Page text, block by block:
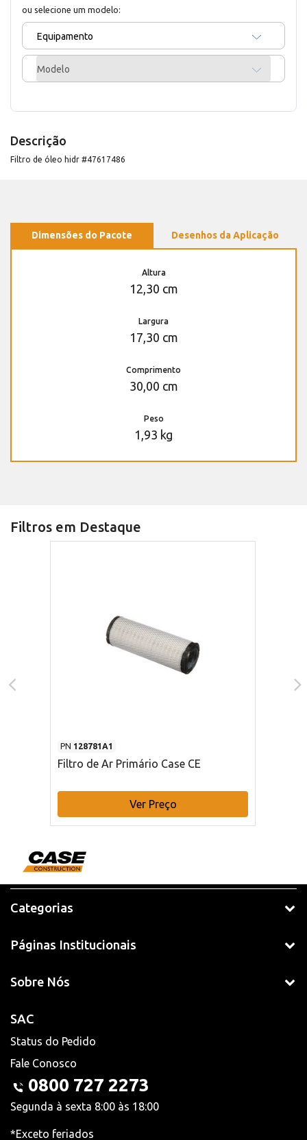
ou selecione um modelo:
Equipamento
Modelo
Descrição
Filtro de óleo hidr #47617486
Dimensões do Pacote Desenhos da Aplicação
Altura
12,30 cm
Largura
17,30 cm
Comprimento
30,00 cm
Peso
1,93 kg
Filtros em Destaque
PN 128781A1
Filtro de Ar Primário Case CE
Ver Preço
Categorias
Páginas Institucionais
Sobre Nós
SAC
Status do Pedido
Fale Conosco
0800 727 2273
Segunda à sexta 8:00 às 18:00
*Exceto feriados